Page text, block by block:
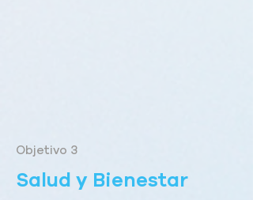
Objetivo 3
Salud y Bienestar